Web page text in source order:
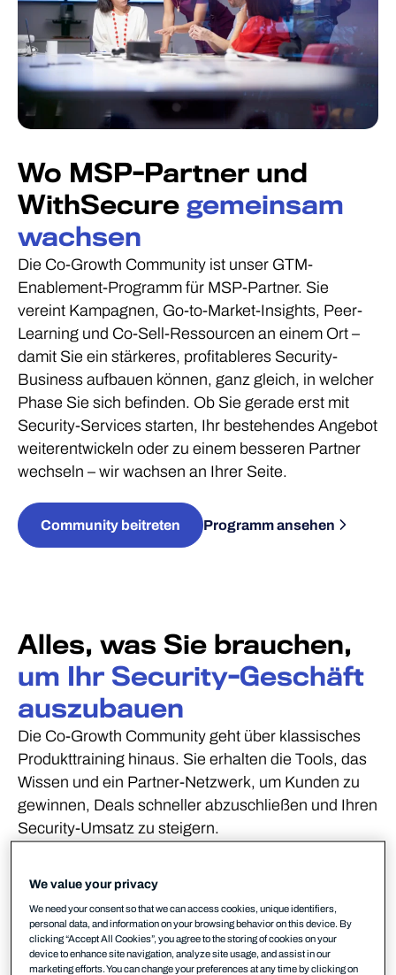
Wo MSP-Partner und
WithSecure gemeinsam
wachsen
Die Co-Growth Community ist unser GTM-
Enablement-Programm für MSP-Partner. Sie
vereint Kampagnen, Go-to-Market-Insights, Peer-
Learning und Co-Sell-Ressourcen an einem Ort –
damit Sie ein stärkeres, profitableres Security-
Business aufbauen können, ganz gleich, in welcher
Phase Sie sich befinden. Ob Sie gerade erst mit
Security-Services starten, Ihr bestehendes Angebot
weiterentwickeln oder zu einem besseren Partner
wechseln – wir wachsen an Ihrer Seite.
Community beitreten Programm ansehen
Alles, was Sie brauchen,
um Ihr Security-Geschäft
auszubauen
Die Co-Growth Community geht über klassisches
Produkttraining hinaus. Sie erhalten die Tools, das
Wissen und ein Partner-Netzwerk, um Kunden zu
gewinnen, Deals schneller abzuschließen und Ihren
Security-Umsatz zu steigern.
Community beitreten
GTM-Zertifizierung und
Vertriebstraining
Entwickeln Sie die Fähigkeiten, proaktive Sicherheit
We value your privacy
We need your consent so that we can access cookies, unique identifiers,
personal data, and information on your browsing behavior on this device. By
clicking “Accept All Cookies”, you agree to the storing of cookies on your
device to enhance site navigation, analyze site usage, and assist in our
marketing efforts. You can change your preferences at any time by clicking on